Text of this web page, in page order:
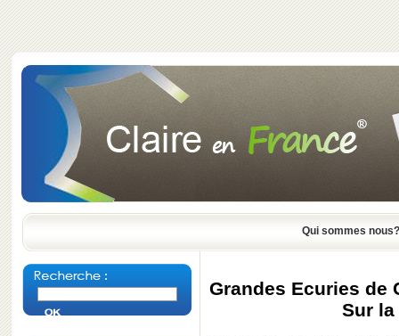
Qui sommes nous?
Grandes Ecuries de
Sur